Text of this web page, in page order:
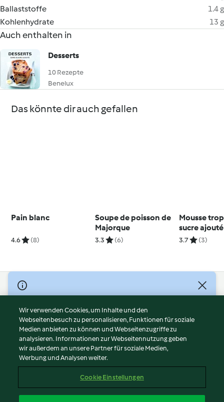
Ballaststoffe
1.4 g
Kohlenhydrate
13 g
Auch enthalten in
Desserts
10 Rezepte
Benelux
Das könnte dir auch gefallen
Pain blanc
4.6 (8)
Soupe de poisson de
Majorque
3.3 (6)
Mousse
sucre ajouté
3.7 (3)
© Copyright 2026
Nutzungsbedingungen
Datenschutzrichtlinien
Disclaimer
Impressum
Cookies
Abo kündigen
Wir verwenden Cookies, um Inhalte und den
Webseitenbesuch zu personalisieren, Funktionen für soziale
Medien anbieten zu können und Webseitenzugriffe zu
analysieren. Informationen zur Webseitennutzung geben
wir außerdem an unsere Partner für soziale Medien,
Werbung und Analysen weiter.
Cookie Einstellungen